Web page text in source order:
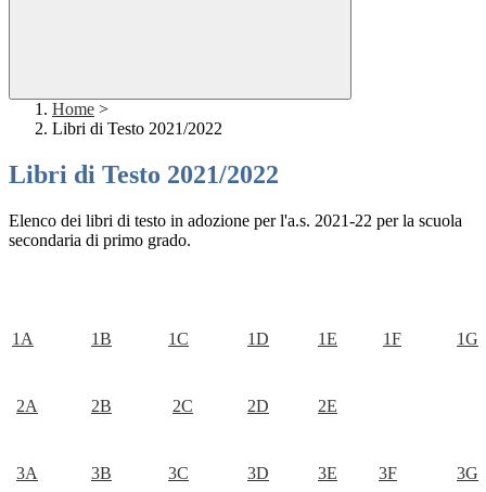
Home >
Libri di Testo 2021/2022
Libri di Testo 2021/2022
Elenco dei libri di testo in adozione per l'a.s. 2021-22 per la scuola
secondaria di primo grado.
1A 1B 1C 1D 1E 1F 1G
2A 2B 2C 2D 2E
3A 3B 3C 3D 3E 3F 3G